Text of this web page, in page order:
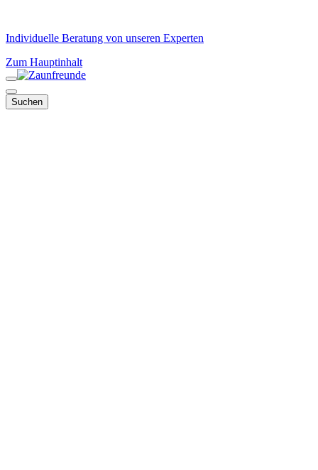
Individuelle Beratung von unseren Experten
Zum Hauptinhalt
Suchen